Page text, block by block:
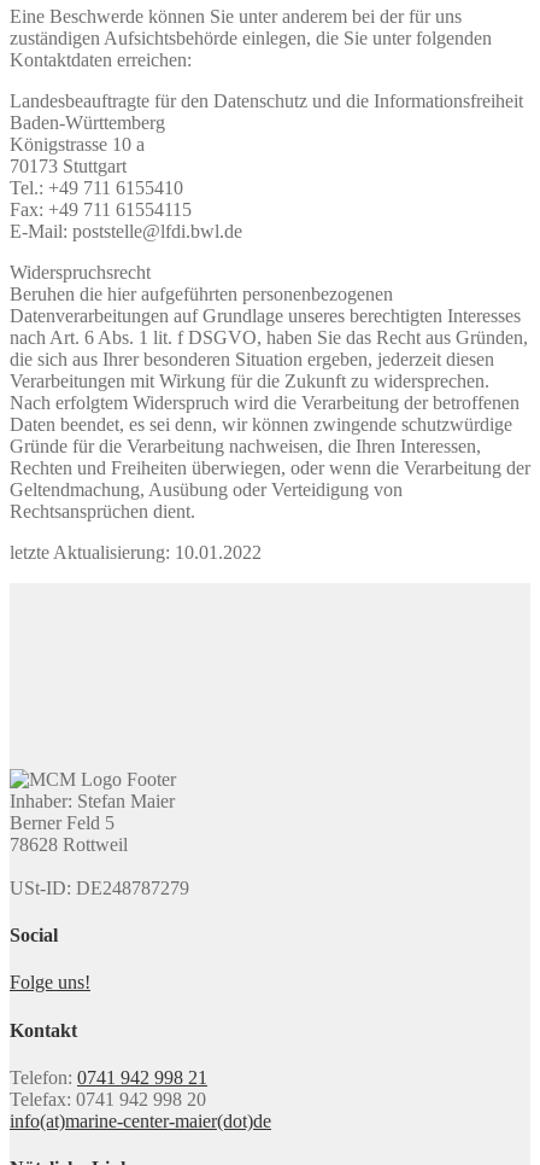
Eine Beschwerde können Sie unter anderem bei der für uns
zuständigen Aufsichtsbehörde einlegen, die Sie unter folgenden
Kontaktdaten erreichen:
Landesbeauftragte für den Datenschutz und die Informationsfreiheit
Baden-Württemberg
Königstrasse 10 a
70173 Stuttgart
Tel.: +49 711 6155410
Fax: +49 711 61554115
E-Mail: poststelle@lfdi.bwl.de
Widerspruchsrecht
Beruhen die hier aufgeführten personenbezogenen
Datenverarbeitungen auf Grundlage unseres berechtigten Interesses
nach Art. 6 Abs. 1 lit. f DSGVO, haben Sie das Recht aus Gründen,
die sich aus Ihrer besonderen Situation ergeben, jederzeit diesen
Verarbeitungen mit Wirkung für die Zukunft zu widersprechen.
Nach erfolgtem Widerspruch wird die Verarbeitung der betroffenen
Daten beendet, es sei denn, wir können zwingende schutzwürdige
Gründe für die Verarbeitung nachweisen, die Ihren Interessen,
Rechten und Freiheiten überwiegen, oder wenn die Verarbeitung der
Geltendmachung, Ausübung oder Verteidigung von
Rechtsansprüchen dient.
letzte Aktualisierung: 10.01.2022
Inhaber: Stefan Maier
Berner Feld 5
78628 Rottweil
USt-ID: DE248787279
Social
Folge uns!
Kontakt
Telefon: 0741 942 998 21
Telefax: 0741 942 998 20
info(at)marine-center-maier(dot)de